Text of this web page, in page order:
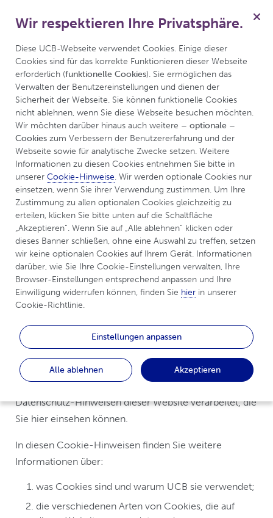
Menü
UCBCares Cookie-Hinweise
Cookie-Hinweise
In diesen Cookie-Hinweisen finden Sie Informationen
über die auf UCBCares.de, einer Website mit
Informationen zum Umgang mit Erkrankungen wie
Morbus Parkinson, Restless Legs Syndrom,
rheumatoide Arthritis, axiale Spondyloarthritis,
Psoriasis-Arthritis, Psoriasis und Osteoporose (die
„Website
“), verwendeten Cookies. Die Website wird
von oder im Auftrag der UCB Pharma GmbH mit Sitz in
Deutschland (
„UCB“, „wir“ oder „uns“) betrieben. Diese
Website sind. Alle von UCB durch Cookies erhobenen
Datenschutz-Hinweisen dieser Website verarbeitet, die
Sie hier einsehen können.
In diesen Cookie-Hinweisen finden Sie weitere
Informationen über:
was Cookies sind und warum UCB sie verwendet;
die verschiedenen Arten von Cookies, die auf
Wir respektieren Ihre Privatsphäre.
Diese UCB-Webseite verwendet Cookies. Einige dieser
Cookies sind für das korrekte Funktionieren dieser Webseite
erforderlich (funktionelle Cookies). Sie ermöglichen das
Verwalten der Benutzereinstellungen und dienen der
Sicherheit der Webseite. Sie können funktionelle Cookies
nicht ablehnen, wenn Sie diese Webseite besuchen möchten.
Wir möchten darüber hinaus auch weitere – optionale –
Cookies zum Verbessern der Benutzererfahrung und der
Webseite sowie für analytische Zwecke setzen. Weitere
Informationen zu diesen Cookies entnehmen Sie bitte in
unserer Cookie-Hinweise. Wir werden optionale Cookies nur
einsetzen, wenn Sie ihrer Verwendung zustimmen. Um Ihre
Zustimmung zu allen optionalen Cookies gleichzeitig zu
erteilen, klicken Sie bitte unten auf die Schaltfläche
„Akzeptieren“. Wenn Sie auf „Alle ablehnen“ klicken oder
dieses Banner schließen, ohne eine Auswahl zu treffen, setzen
wir keine optionalen Cookies auf Ihrem Gerät. Informationen
darüber, wie Sie Ihre Cookie-Einstellungen verwalten, Ihre
Browser-Einstellungen entsprechend anpassen und Ihre
Einwilligung widerrufen können, finden Sie hier in unserer
Cookie-Richtlinie.
Alle ablehnen
Einstellungen anpassen
Akzeptieren